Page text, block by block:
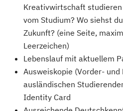
Kreativwirtschaft
vom Studium? Wo siehst
Zukunft? (eine Seite,
Leerzeichen)
Lebenslauf mit aktuellem
Ausweiskopie (Vorder- und
ausländischen
Identity Card